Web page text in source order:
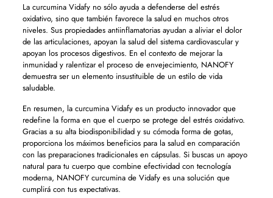
La curcumina Vidafy no sólo ayuda a defenderse del estrés
oxidativo, sino que también favorece la salud en muchos otros
niveles. Sus propiedades antiinflamatorias ayudan a aliviar el dolor
de las articulaciones, apoyan la salud del sistema cardiovascular y
apoyan los procesos digestivos. En el contexto de mejorar la
inmunidad y ralentizar el proceso de envejecimiento, NANOFY
demuestra ser un elemento insustituible de un estilo de vida
saludable.
En resumen, la curcumina Vidafy es un producto innovador que
redefine la forma en que el cuerpo se protege del estrés oxidativo.
Gracias a su alta biodisponibilidad y su cómoda forma de gotas,
proporciona los máximos beneficios para la salud en comparación
con las preparaciones tradicionales en cápsulas. Si buscas un apoyo
natural para tu cuerpo que combine efectividad con tecnología
moderna, NANOFY curcumina de Vidafy es una solución que
cumplirá con tus expectativas.